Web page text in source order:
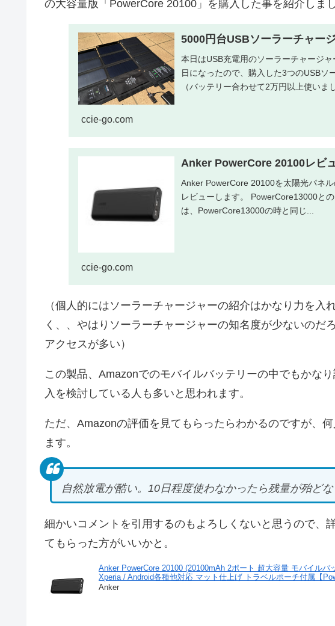
の大容量版「PowerCore 20100」を購入した事を紹介しまし
5000円台USBソーラーチャー
本日はUSB充電用のソーラーチャージ
日になったので、購入した3つのUSBソ
（バッテリー合わせて2万円以上使いま
ccie-go.com
Anker PowerCore 20100レビ
Anker PowerCore 20100を太陽光パネ
レビューします。 PowerCore13000と
は、PowerCore13000の時と同じ...
ccie-go.com
（個人的にはソーラーチャージャーの紹介はかなり力を入
く、、やはりソーラーチャージャーの知名度が少ないのだ
アクセスが多い）
この製品、Amazonでのモバイルバッテリーの中でもかな
入を検討している人も多いと思われます。
ただ、Amazonの評価を見てもらったらわかるのですが、
ます。
自然放電が酷い。10日程度使わなかったら残量が殆ど
細かいコメントを引用するのもよろしくないと思うので、
てもらった方がいいかと。
Anker PowerCore 20100 (20100mAh 2ポート 超大容量 モバイル
Xperia / Android各種他対応 マット仕上げ トラベルポーチ付属【
Anker